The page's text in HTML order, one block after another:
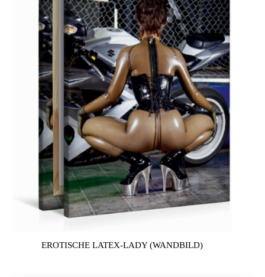
EROTISCHE LATEX-LADY (WANDBILD)